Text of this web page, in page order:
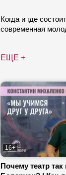
Когда и где
современная
ЕЩЕ +
16+
Почему театр